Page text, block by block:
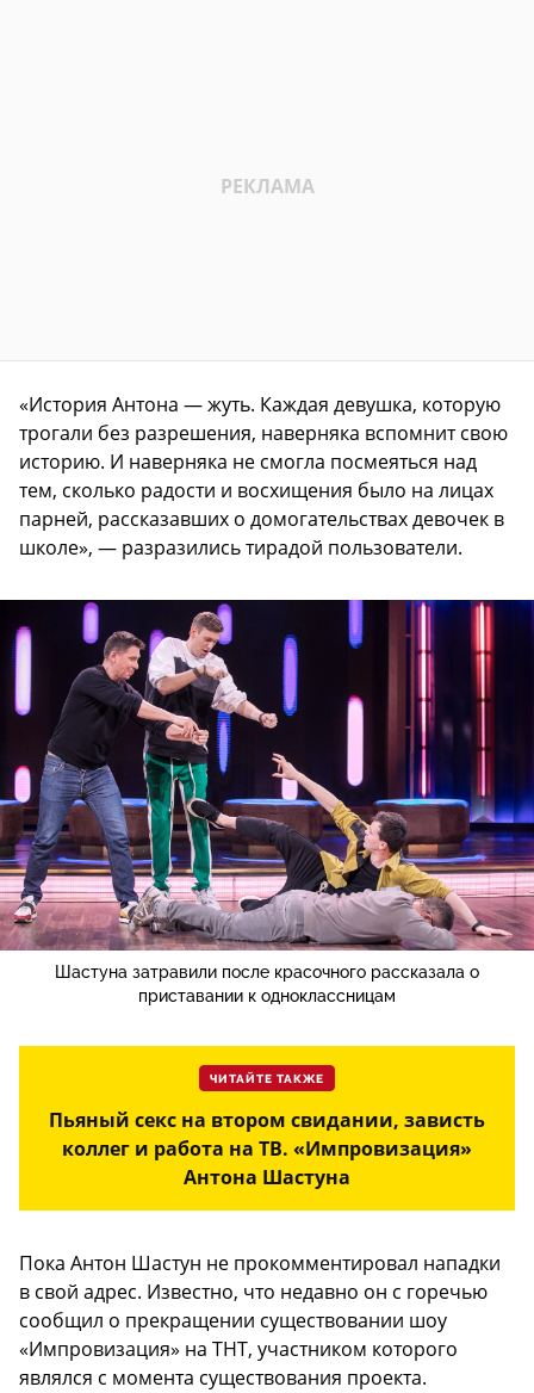
«История Антона — жуть. Каждая девушка, которую
трогали без разрешения, наверняка вспомнит свою
историю. И наверняка не смогла посмеяться над
тем, сколько радости и восхищения было на лицах
парней, рассказавших о домогательствах девочек в
школе», — разразились тирадой пользователи.
Шастуна затравили после красочного рассказала о
приставании к одноклассницам
ЧИТАЙТЕ ТАКЖЕ
Пьяный секс на втором свидании, зависть
коллег и работа на ТВ. «Импровизация»
Антона Шастуна
Пока Антон Шастун не прокомментировал нападки
в свой адрес. Известно, что недавно он с горечью
сообщил о прекращении существовании шоу
«Импровизация» на ТНТ, участником которого
являлся с момента существования проекта.